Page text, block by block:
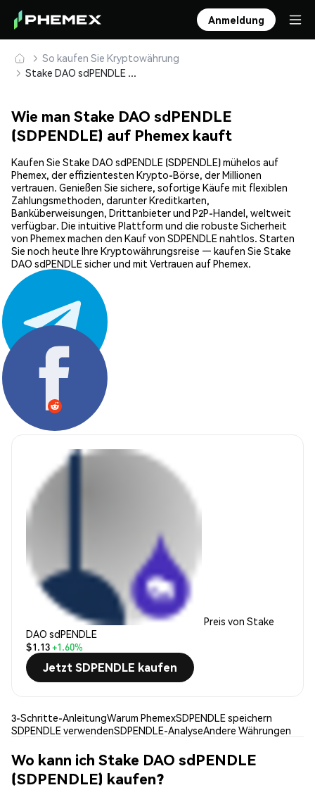
Anmeldung
So kaufen Sie Kryptowährung
Stake DAO sdPENDLE (SDPENDLE) sicher kaufen und speichern
Wie man Stake DAO sdPENDLE
(SDPENDLE) auf Phemex kauft
Kaufen Sie Stake DAO sdPENDLE (SDPENDLE) mühelos auf
Phemex, der effizientesten Krypto-Börse, der Millionen
vertrauen. Genießen Sie sichere, sofortige Käufe mit flexiblen
Zahlungsmethoden, darunter Kreditkarten,
Banküberweisungen, Drittanbieter und P2P-Handel, weltweit
verfügbar. Die intuitive Plattform und die robuste Sicherheit
von Phemex machen den Kauf von SDPENDLE nahtlos. Starten
Sie noch heute Ihre Kryptowährungsreise — kaufen Sie Stake
DAO sdPENDLE sicher und mit Vertrauen auf Phemex.
Teilen:
Preis von Stake
DAO sdPENDLE
$1.13+1.60%
Jetzt SDPENDLE kaufen
3-Schritte-AnleitungWarum PhemexSDPENDLE speichern
SDPENDLE verwendenSDPENDLE-AnalyseAndere Währungen
Wo kann ich Stake DAO sdPENDLE
(SDPENDLE) kaufen?